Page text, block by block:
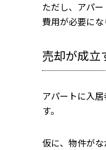
ただし、アパ
費用が必要にな
売却が成立
アパートに入
す。
仮に、物件が